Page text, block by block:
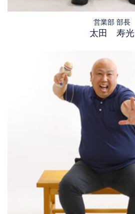
営業部 部長
太田 寿光